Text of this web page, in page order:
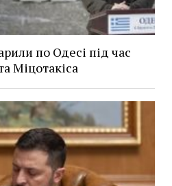
по Одесі під час
Міцотакіса